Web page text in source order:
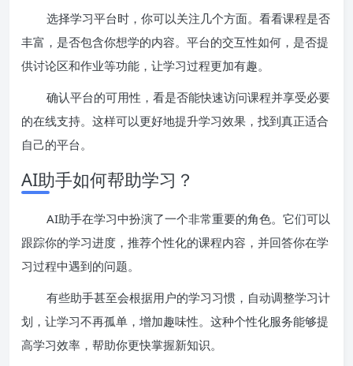
选择学习平台时，你可以关注几个方面。看看课程是否
丰富，是否包含你想学的内容。平台的交互性如何，是否提
供讨论区和作业等功能，让学习过程更加有趣。
确认平台的可用性，看是否能快速访问课程并享受必要
的在线支持。这样可以更好地提升学习效果，找到真正适合
自己的平台。
AI助手如何帮助学习？
AI助手在学习中扮演了一个非常重要的角色。它们可以
跟踪你的学习进度，推荐个性化的课程内容，并回答你在学
习过程中遇到的问题。
有些助手甚至会根据用户的学习习惯，自动调整学习计
划，让学习不再孤单，增加趣味性。这种个性化服务能够提
高学习效率，帮助你更快掌握新知识。